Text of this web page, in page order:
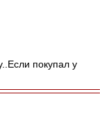
покупал у